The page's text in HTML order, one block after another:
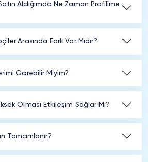
Aldığımda Ne Zaman Profilime
Arasında Fark Var Mıdır?
Görebilir Miyim?
Olması Etkileşim Sağlar Mı?
Tamamlanır?